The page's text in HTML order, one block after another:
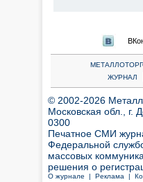
ЖУРНАЛ
© 2002-2026
Московская обл., г.
0300
Печатное СМИ
Федеральной
массовых
решения о
О журнале | Реклама |